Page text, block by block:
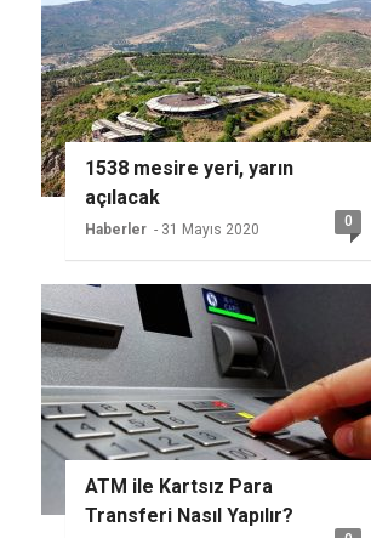
1538 mesire yeri, yarın
açılacak
Haberler - 31 Mayıs 2020 0
ATM ile Kartsız Para
Transferi Nasıl Yapılır?